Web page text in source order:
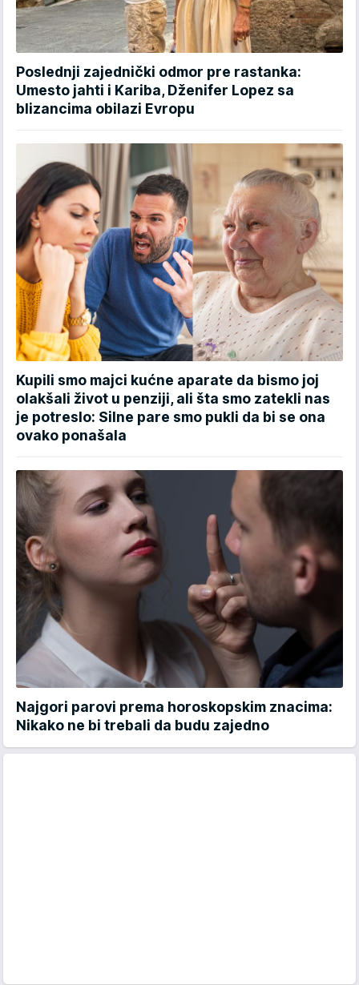
Poslednji zajednički odmor pre rastanka:
Umesto jahti i Kariba, Dženifer Lopez sa
blizancima obilazi Evropu
Kupili smo majci kućne aparate da bismo joj
olakšali život u penziji, ali šta smo zatekli nas
je potreslo: Silne pare smo pukli da bi se ona
ovako ponašala
Najgori parovi prema horoskopskim znacima:
Nikako ne bi trebali da budu zajedno